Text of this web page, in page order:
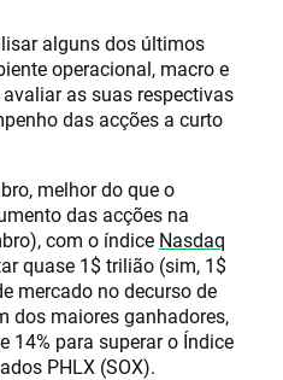
alguns dos últimos
operacional, macro e
as suas respectivas
das acções a curto
melhor do que o
das acções na
com o índice Nasdaq
quase 1$ trilião (sim, 1$
mercado no decurso de
dos maiores ganhadores,
14% para superar o Índice
PHLX (SOX).